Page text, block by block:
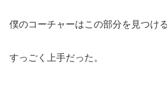
僕のコーチャーはこの部分を見つけ
すっごく上手だった。